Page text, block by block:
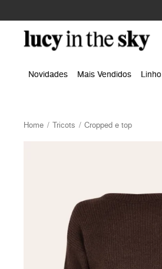
Novidades Mais Vendidos Linho
Home Tricots Cropped e top